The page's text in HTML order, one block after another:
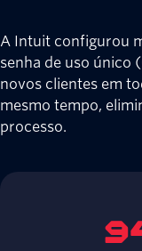
A Intuit configurou
senha de uso único
novos clientes em
mesmo tempo,
processo.